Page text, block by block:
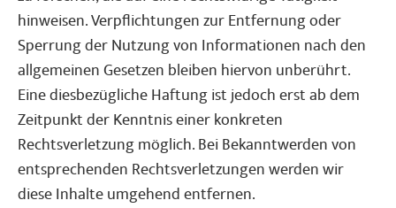
hinweisen. Verpflichtungen zur Entfernung oder
Sperrung der Nutzung von Informationen nach den
allgemeinen Gesetzen bleiben hiervon unberührt.
Eine diesbezügliche Haftung ist jedoch erst ab dem
Zeitpunkt der Kenntnis einer konkreten
Rechtsverletzung möglich. Bei Bekanntwerden von
entsprechenden Rechtsverletzungen werden wir
diese Inhalte umgehend entfernen.